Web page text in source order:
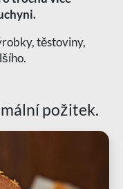
těstoviny,
požitek.